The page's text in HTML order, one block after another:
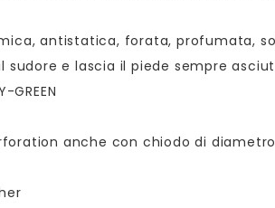
antistatica, forata, profumata,
e lascia il piede sempre
anche con chiodo di